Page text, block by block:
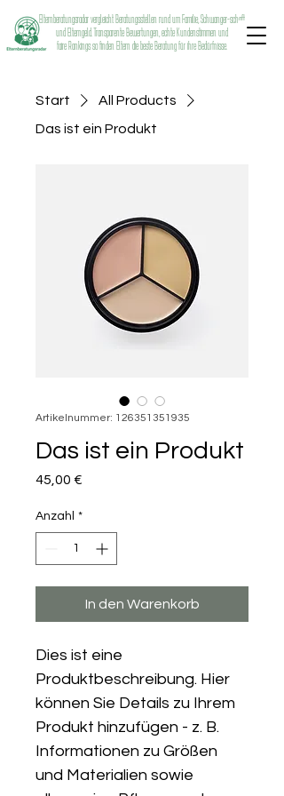
Elternberatungsradar vergleicht Beratungsstellen rund um Familie, Schwanger-schaft
und Elterngeld. Transparente Bewertungen, echte Kundenstimmen und
faire Rankings so finden Eltern die beste Beratung für ihre Bedürfnisse.
Start
All Products
Das ist ein Produkt
Artikelnummer: 126351351935
Das ist ein Produkt
45,00 €
Anzahl *
In den Warenkorb
Dies ist eine
Produktbeschreibung. Hier
können Sie Details zu Ihrem
Produkt hinzufügen - z. B.
Informationen zu Größen
und Materialien sowie